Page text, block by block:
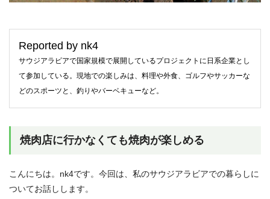
Reported by nk4
サウジアラビアで国家規模で展開しているプロジェクトに日系企業とし
て参加している。現地での楽しみは、料理や外食、ゴルフやサッカーな
どのスポーツと、釣りやバーベキューなど。
焼肉店に行かなくても焼肉が楽しめる
こんにちは。nk4です。今回は、私のサウジアラビアでの暮らしに
ついてお話しします。